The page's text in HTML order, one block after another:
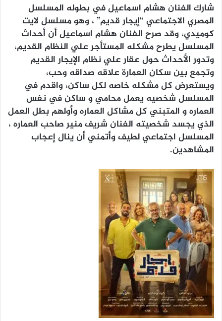
شارك الفنان هشام اسماعيل في بطوله المسلسل
المصري الاجتماعي “إيجار قديم” ، وهو مسلسل لايت
كوميدي، وقد صرح الفنان هشام اسماعيل أن أحداث
المسلسل يطرح مشكله المستأجر علي النظام القديم،
وتدور الأحداث حول عقار علي نظام الإيجار القديم
وتجمع بين سكان العمارة علاقه صداقه وحب،
ويستعرض كل مشكله خاصه لكل ساكن، واقدم في
المسلسل شخصيه يعمل محامي و ساكن في نفس
العماره و المتبني كل مشاكل العماره وأولهم بطل العمل
الذي يجسد شخصيته الفنان شريف منير صاحب العماره ،
المسلسل اجتماعي لطيف وأتمني أن ينال إعجاب
المشاهدين.